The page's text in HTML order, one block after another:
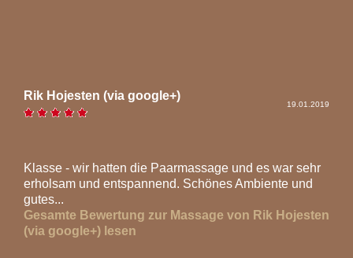
Rik Hojesten (via google+)
19.01.2019
Klasse - wir hatten die Paarmassage und es war sehr
erholsam und entspannend. Schönes Ambiente und
gutes...
Gesamte Bewertung zur Massage von Rik Hojesten
(via google+) lesen